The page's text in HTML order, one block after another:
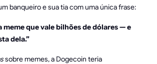
banqueiro e sua tia com uma única frase:
meme que vale bilhões de dólares — e
dela.”
sobre memes, a Dogecoin teria